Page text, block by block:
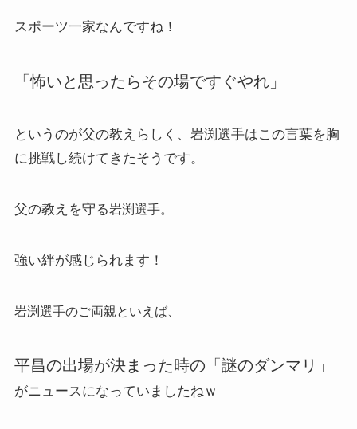
スポーツ一家なんですね！
「怖いと思ったらその場ですぐやれ」
というのが父の教えらしく、岩渕選手はこの言葉を胸
に挑戦し続けてきたそうです。
父の教えを守る岩渕選手。
強い絆が感じられます！
岩渕選手のご両親といえば、
平昌の出場が決まった時の「謎のダンマリ」
がニュースになっていましたねｗ